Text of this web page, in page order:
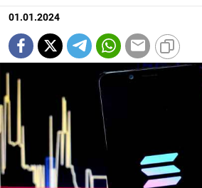
01.01.2024